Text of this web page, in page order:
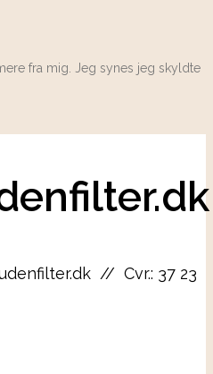
fra mig. Jeg synes jeg skyldte
// Cvr.: 37 23